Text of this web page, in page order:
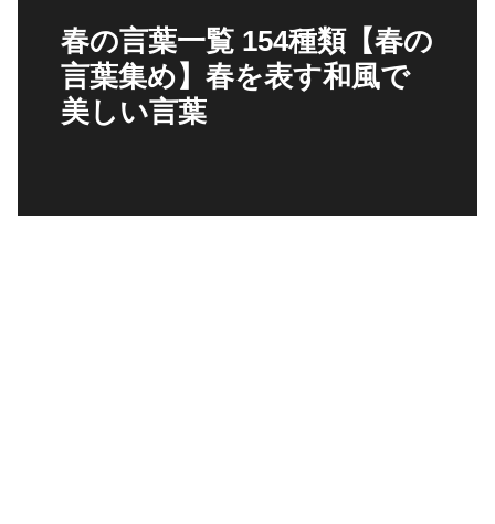
春の言葉一覧 154種類【春の
言葉集め】春を表す和風で
美しい言葉